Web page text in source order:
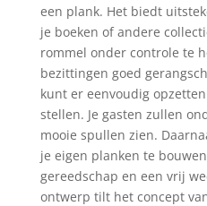
een plank. Het biedt
je boeken of andere
rommel onder controle te
bezittingen goed
kunt er eenvoudig
stellen. Je gasten zullen
mooie spullen zien.
je eigen planken te
gereedschap en een vrij
ontwerp tilt het concept